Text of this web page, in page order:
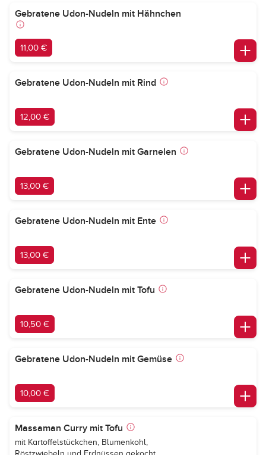
Gebratene Udon-Nudeln mit Hähnchen
11,00 €
Gebratene Udon-Nudeln mit Rind
12,00 €
Gebratene Udon-Nudeln mit Garnelen
13,00 €
Gebratene Udon-Nudeln mit Ente
13,00 €
Gebratene Udon-Nudeln mit Tofu
10,50 €
Gebratene Udon-Nudeln mit Gemüse
10,00 €
Massaman Curry mit Tofu
mit Kartoffelstückchen, Blumenkohl,